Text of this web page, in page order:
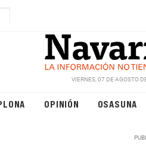
VIERNES, 07 DE AGOSTO
OPINIÓN OSASUNA